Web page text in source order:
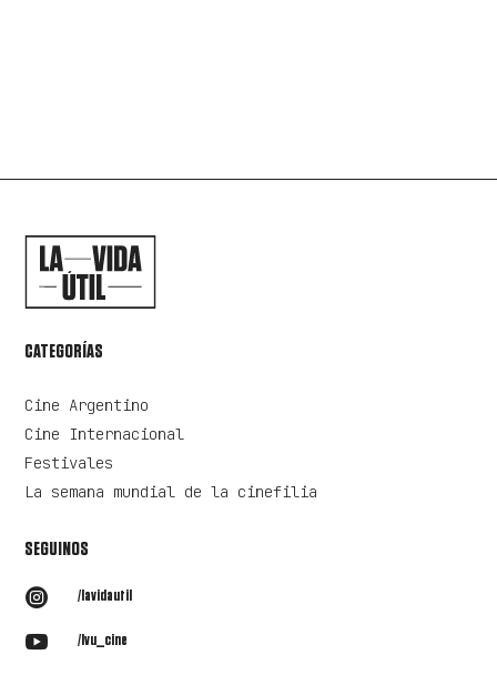
CATEGORÍAS
Cine Argentino
Cine Internacional
Festivales
La semana mundial de la cinefilia
SEGUINOS
 /lavidautil
 /lvu_cine